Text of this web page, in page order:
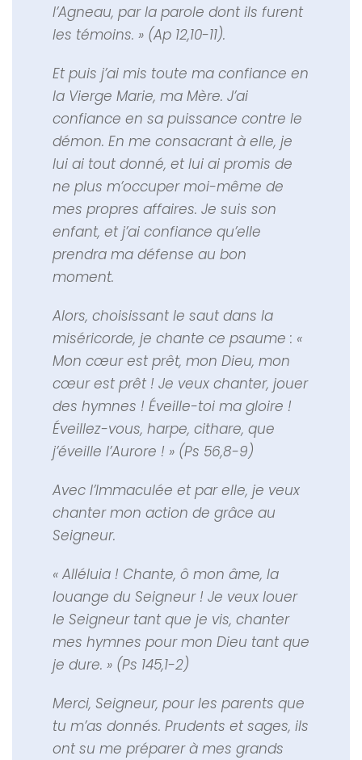
l’Agneau, par la parole dont ils furent
les témoins. » (Ap 12,10-11).
Et puis j’ai mis toute ma confiance en
la Vierge Marie, ma Mère. J’ai
confiance en sa puissance contre le
démon. En me consacrant à elle, je
lui ai tout donné, et lui ai promis de
ne plus m’occuper moi-même de
mes propres affaires. Je suis son
enfant, et j’ai confiance qu’elle
prendra ma défense au bon
moment.
Alors, choisissant le saut dans la
miséricorde, je chante ce psaume : «
Mon cœur est prêt, mon Dieu, mon
cœur est prêt ! Je veux chanter, jouer
des hymnes ! Éveille-toi ma gloire !
Éveillez-vous, harpe, cithare, que
j’éveille l’Aurore ! » (Ps 56,8-9)
Avec l’Immaculée et par elle, je veux
chanter mon action de grâce au
Seigneur.
« Alléluia ! Chante, ô mon âme, la
louange du Seigneur ! Je veux louer
le Seigneur tant que je vis, chanter
mes hymnes pour mon Dieu tant que
je dure. » (Ps 145,1-2)
Merci, Seigneur, pour les parents que
tu m’as donnés. Prudents et sages, ils
ont su me préparer à mes grands